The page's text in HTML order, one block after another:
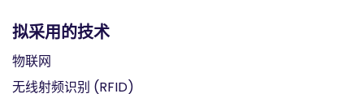
拟采用的技术
物联网
无线射频识别 (RFID)